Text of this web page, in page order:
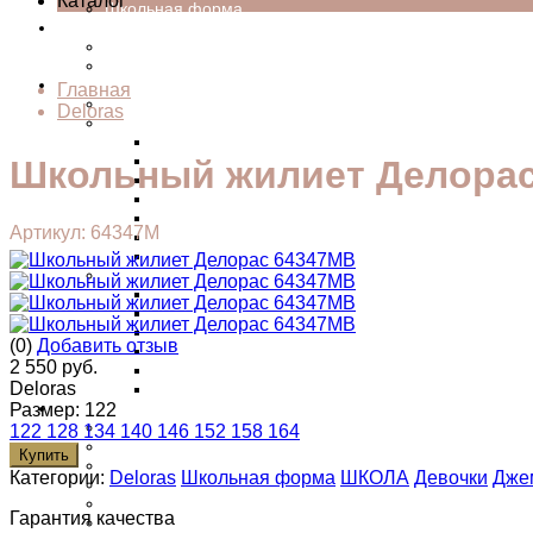
Школьная форма
ШКОЛА
Ранцы школьные
Мальчики
Брюки
Кардиганы
Пиджаки
Девочки
Жакеты
Джемперы
Блузки
Брюки
Малышам
Комплекты на выписку
Брюки
Головные уборы
Джемперы
Главная
Deloras
Школьный жилиет
Артикул: 64347M
(0) Добавить отзыв
2 550 руб.
Deloras
Размер: 122
122 128 134 140 146 152 158 164
Купить
Категории: Deloras Школьная форма ШКОЛА Девочки
Гарантия качества